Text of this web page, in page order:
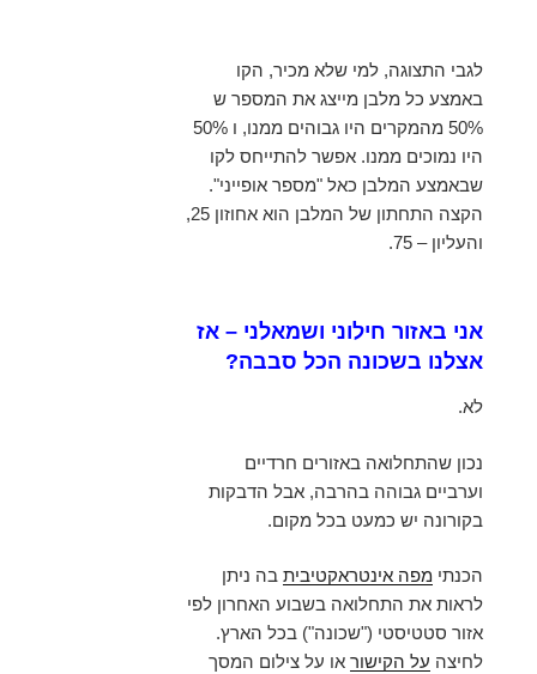
לגבי התצוגה, למי שלא מכיר, הקו
באמצע כל מלבן מייצג את המספר ש
50% מהמקרים היו גבוהים ממנו, ו 50%
היו נמוכים ממנו. אפשר להתייחס לקו
שבאמצע המלבן כאל "מספר אופייני".
הקצה התחתון של המלבן הוא אחוזון 25,
והעליון – 75.
אני באזור חילוני ושמאלני – אז
אצלנו בשכונה הכל סבבה?
לא.
נכון שהתחלואה באזורים חרדיים
וערביים גבוהה בהרבה, אבל הדבקות
בקורונה יש כמעט בכל מקום.
הכנתי מפה אינטראקטיבית בה ניתן
לראות את התחלואה בשבוע האחרון לפי
אזור סטטיסטי ("שכונה") בכל הארץ.
לחיצה על הקישור או על צילום המסך